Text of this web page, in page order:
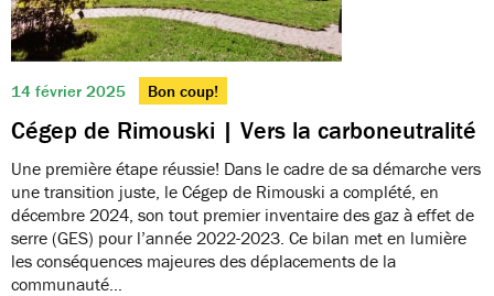
14 février 2025 Bon coup!
Cégep de Rimouski | Vers la carboneutralité
Une première étape réussie! Dans le cadre de sa démarche vers
une transition juste, le Cégep de Rimouski a complété, en
décembre 2024, son tout premier inventaire des gaz à effet de
serre (GES) pour l’année 2022-2023. Ce bilan met en lumière
les conséquences majeures des déplacements de la
communauté…